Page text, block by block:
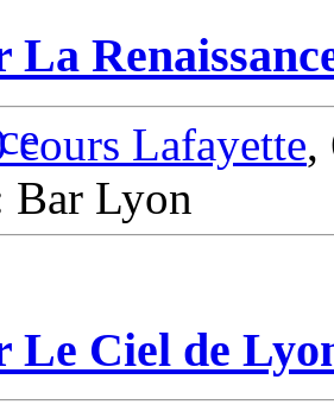
La
cours Lafayette,
Bar Lyon
Le Ciel de